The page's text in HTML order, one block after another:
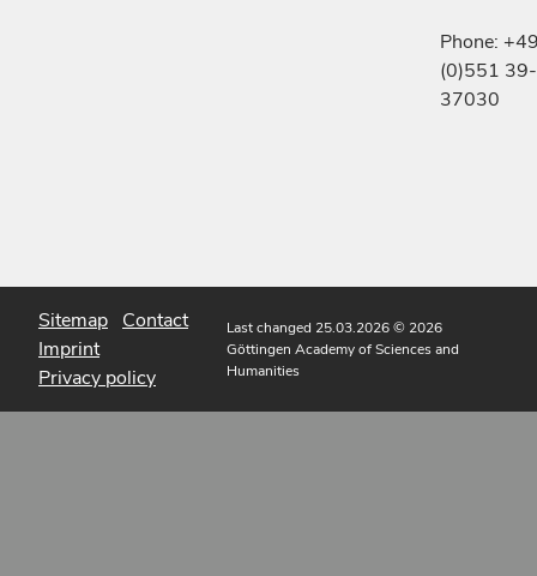
Phone:
(0)551 39-
37030
Sitemap Contact
Imprint
Privacy policy
Last changed 25.03.2026© 2026
Göttingen Academy of Sciences and
Humanities